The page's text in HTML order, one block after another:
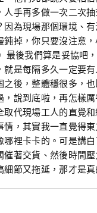
人手再多做一次二次
因為現場那個環境、
鈍掉，你只要沒注意
最後我們算是妥協吧
就是每隔多久一定要
之後，整體穩很多，
，說到底啦，再怎樣
取代現場工人的直覺
情，其實我一直覺得
哪裡卡卡的。可是講
著交貨、然後時間
細節又拖延，那才是真